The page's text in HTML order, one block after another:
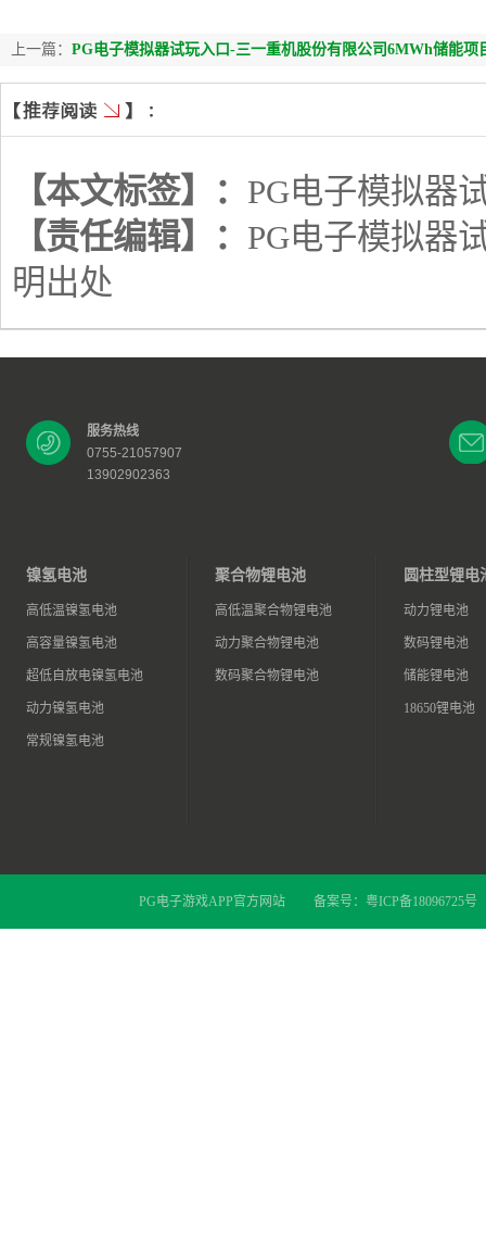
上一篇： PG电子模拟器试玩入口-三一重机股份有限公司6MWh储能项
【本文标签】： PG电子模拟器
【责任编辑】： PG电子模拟器
明出处
服务热线
0755-21057907
13902902363
镍氢电池
高低温镍氢电池
高容量镍氢电池
超低自放电镍氢电池
动力镍氢电池
常规镍氢电池
聚合物锂电池
高低温聚合物锂电池
动力聚合物锂电池
数码聚合物锂电池
圆柱型锂电
动力锂电池
数码锂电池
储能锂电池
18650锂电池
PG电子游戏APP官方网站 备案号： 粤ICP备18096725号